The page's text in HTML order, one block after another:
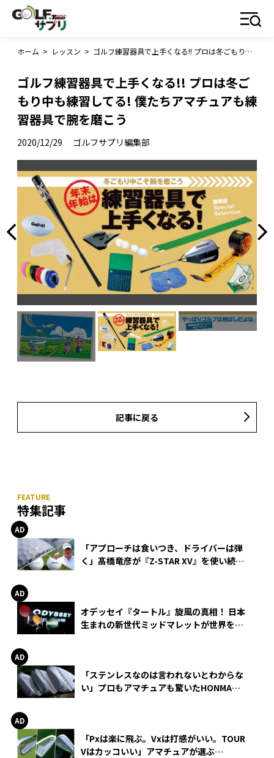
ホーム > レッスン > ゴルフ練習器具で上手くなる!! プロは冬ごもり中も練習してる! 僕たちアマチュアも練習器具で腕を磨こう
ゴルフ練習器具で上手くなる!! プロは冬ご
もり中も練習してる! 僕たちアマチュアも練
習器具で腕を磨こう
2020/12/29 ゴルフサプリ編集部
記事に戻る
特集記事
「アプローチは食いつき、ドライバーは弾
く」髙橋竜彦が『Z-STAR XV』を使い続け
オデッセイ『タートル』旋風の真相！ 日本
生まれの新世代ミッドマレットが世界を席
「ステンレスなのは言われないとわからな
い」プロもアマチュアも驚いたHONMA
「Pxは楽に飛ぶ。Vxは打感がいい。TOUR
Vはカッコいい」アマチュアが選ぶ